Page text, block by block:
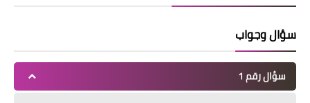
سؤال وجواب
سؤال رقم 1